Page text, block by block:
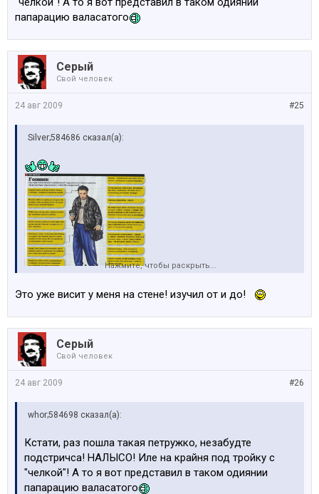
папарацию валасатого
Серый
Свой человек
#25
24 авг 2009
Silver;584686 сказал(а):
Нажмите, чтобы раскрыть...
Это уже висит у меня на стене! изучил от и до!
Серый
Свой человек
#26
24 авг 2009
whor;584698 сказал(а):
Кстати, раз пошла такая петружко, незабудте
подстричса! НАЛЫСО! Иле на крайня под тройку с
"челкой"! А то я вот представил в таком одиянии
папарацию валасатого